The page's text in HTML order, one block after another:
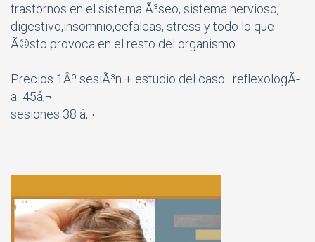
trastornos en el sistema Ã³seo, sistema nervioso,
digestivo,insomnio,cefaleas, stress y todo lo que
Ã©sto provoca en el resto del organismo.
Precios 1Âº sesiÃ³n + estudio del caso: reflexologÃ­
a 45â‚¬
sesiones 38 â‚¬